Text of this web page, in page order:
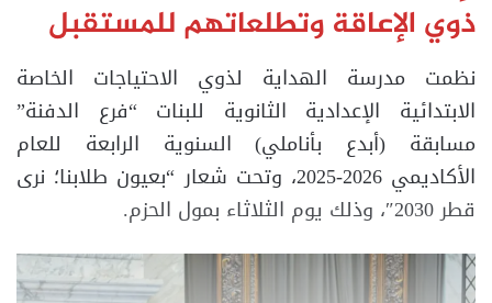
ذوي الإعاقة وتطلعاتهم للمستقبل
نظمت مدرسة الهداية لذوي الاحتياجات الخاصة
الابتدائية الإعدادية الثانوية للبنات “فرع الدفنة”
مسابقة (أبدع بأناملي) السنوية الرابعة للعام
الأكاديمي 2026-2025، وتحت شعار “بعيون طلابنا؛ نرى
قطر 2030″، وذلك يوم الثلاثاء بمول الحزم.